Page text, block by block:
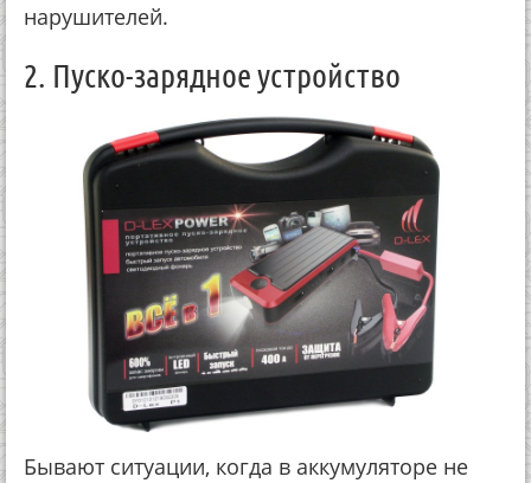
нарушителей.
2. Пуско-зарядное устройство
Бывают ситуации, когда в аккумуляторе не